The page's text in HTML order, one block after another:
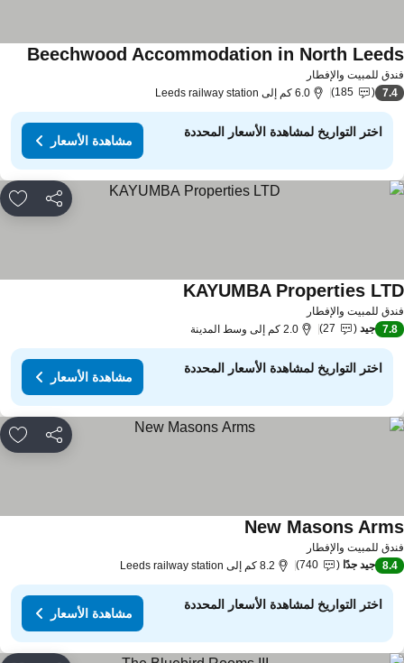
للمبيت والإفطار
Beechwood Accommodation in North
7.4
185 6.0 كم إلى Leeds railway station
اختر التواريخ لمشاهدة الأسعار المحددة
مشاهدة الأسعار
مشاركة
للمبيت والإفطار
KAYUMBA Properties
7.8 جيد 27 2.0 كم إلى وسط المدينة
اختر التواريخ لمشاهدة الأسعار المحددة
مشاهدة الأسعار
مشاركة
للمبيت والإفطار
New Masons
8.4 جيد جدًا 740 8.2 كم إلى Leeds railway station
اختر التواريخ لمشاهدة الأسعار المحددة
مشاهدة الأسعار